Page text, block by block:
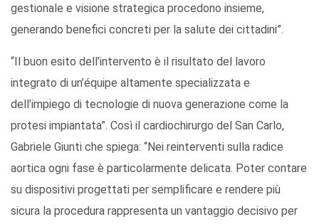
gestionale e visione strategica procedono insieme,
generando benefici concreti per la salute dei cittadini”.
“Il buon esito dell’intervento è il risultato del lavoro
integrato di un’équipe altamente specializzata e
dell’impiego di tecnologie di nuova generazione come la
protesi impiantata”. Così il cardiochirurgo del San Carlo,
Gabriele Giunti che spiega: “Nei reinterventi sulla radice
aortica ogni fase è particolarmente delicata. Poter contare
su dispositivi progettati per semplificare e rendere più
sicura la procedura rappresenta un vantaggio decisivo per